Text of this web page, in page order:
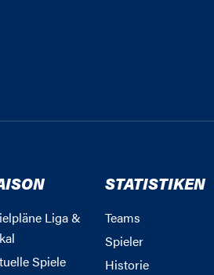
Liga &
Spiele
STATISTIKEN
Teams
Spieler
Historie